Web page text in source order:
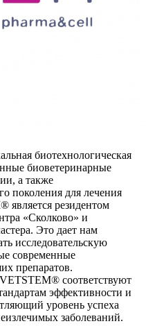
биотехнологическая
биоветеринарные
а также
поколения для лечения
резидентом
«Сколково» и
Это дает нам
исследовательскую
современные
препаратов.
соответствуют
эффективности и
уровень успеха
заболеваний.